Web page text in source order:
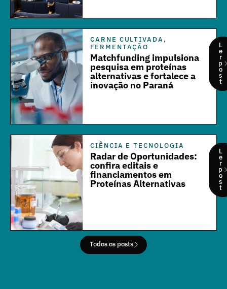
CARNE CULTIVADA,
FERMENTAÇÃO
Matchfunding impulsiona
pesquisa em proteínas
alternativas e fortalece a
inovação no Paraná
L
e
r
p
o
s
t
CIÊNCIA E TECNOLOGIA
Radar de Oportunidades:
confira editais e
financiamentos em
Proteínas Alternativas
L
e
r
p
o
s
t
Todos os posts